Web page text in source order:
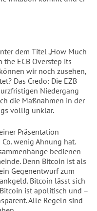
dem Titel „How Much
the ECB Overstep its
wir noch zusehen,
Das Credo: Die EZB
Niedergang
die Maßnahmen in der
völlig unklar.
Präsentation
wenig Ahnung hat.
bedienen
Denn Bitcoin ist als
Gegenentwurf zum
Bitcoin lässt sich
ist apolitisch und –
Alle Regeln sind